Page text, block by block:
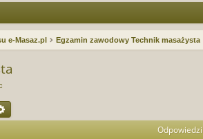
e-Masaz.pl Egzamin zawodowy Technik masażysta
Odpowiedzi